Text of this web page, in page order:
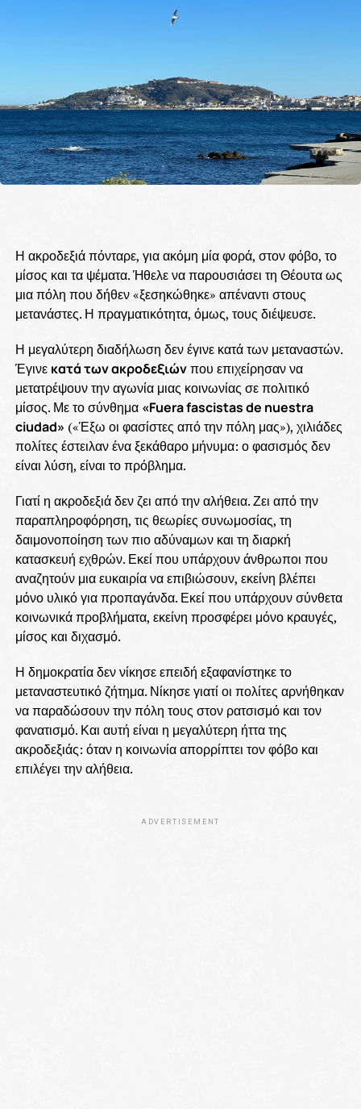
Η ακροδεξιά πόνταρε, για ακόμη μία φορά, στον φόβο, το
μίσος και τα ψέματα. Ήθελε να παρουσιάσει τη Θέουτα ως
μια πόλη που δήθεν «ξεσηκώθηκε» απέναντι στους
μετανάστες. Η πραγματικότητα, όμως, τους διέψευσε.
Η μεγαλύτερη διαδήλωση δεν έγινε κατά των μεταναστών.
Έγινε κατά των ακροδεξιώνπου επιχείρησαν να
μετατρέψουν την αγωνία μιας κοινωνίας σε πολιτικό
μίσος. Με το σύνθημα «Fuera fascistas de nuestra
ciudad» («Έξω οι φασίστες από την πόλη μας»), χιλιάδες
πολίτες έστειλαν ένα ξεκάθαρο μήνυμα: ο φασισμός δεν
είναι λύση, είναι το πρόβλημα.
Γιατί η ακροδεξιά δεν ζει από την αλήθεια. Ζει από την
παραπληροφόρηση, τις θεωρίες συνωμοσίας, τη
δαιμονοποίηση των πιο αδύναμων και τη διαρκή
κατασκευή εχθρών. Εκεί που υπάρχουν άνθρωποι που
αναζητούν μια ευκαιρία να επιβιώσουν, εκείνη βλέπει
μόνο υλικό για προπαγάνδα. Εκεί που υπάρχουν σύνθετα
κοινωνικά προβλήματα, εκείνη προσφέρει μόνο κραυγές,
μίσος και διχασμό.
Η δημοκρατία δεν νίκησε επειδή εξαφανίστηκε το
μεταναστευτικό ζήτημα. Νίκησε γιατί οι πολίτες αρνήθηκαν
να παραδώσουν την πόλη τους στον ρατσισμό και τον
φανατισμό. Και αυτή είναι η μεγαλύτερη ήττα της
ακροδεξιάς: όταν η κοινωνία απορρίπτει τον φόβο και
επιλέγει την αλήθεια.
ADVERTISEMENT